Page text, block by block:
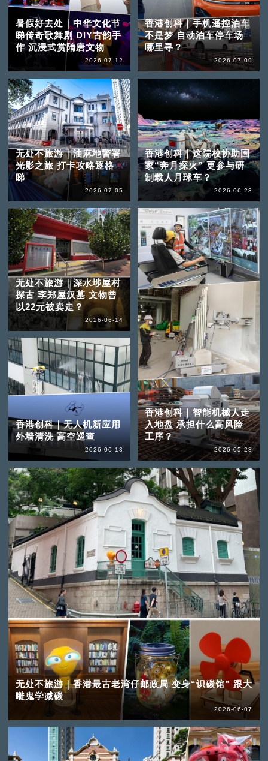
暑假好去处｜中华文化节
睇传奇歌舞剧 DIY古韵手
作 沉浸式赏隋唐文物
2026-07-12
香港创科｜手机遥控泊车
不是梦 自动泊车停车场
哪里寻？
2026-07-09
无处不旅游｜油麻地警署
光影之旅 打卡攻略逐格
睇
2026-07-05
香港创科｜这院校协助国
家“奔月探火” 更参与研
制载人月球车？
2026-06-23
无处不旅游｜深水埗屋村
探古 李郑屋汉墓 文物曾
以22元被卖走？
2026-06-14
香港创科｜无人机新应用
外墙清洗 高空巡查
2026-06-13
无处不旅游｜香港最古老湾仔邮政局 变身“识碳馆” 跟大
嘥鬼学减碳
2026-06-07
香港创科｜智能机械人走
入地盘 承担什么高风险
工序？
2026-05-28